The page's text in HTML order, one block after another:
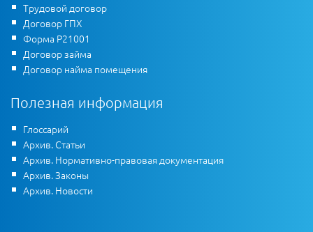
Трудовой договор
Договор ГПХ
Форма Р21001
Договор займа
Договор найма помещения
Полезная информация
Глоссарий
Архив. Статьи
Архив. Нормативно-правовая документация
Архив. Законы
Архив. Новости